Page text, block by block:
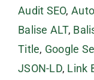
Audit SEO,
Balise ALT,
Title, Google
JSON-LD, Link